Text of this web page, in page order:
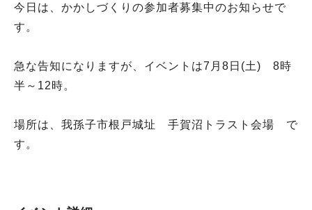
今日は、かかしづくりの参加者募集中のお知らせで
す。
急な告知になりますが、イベントは7月8日(土) 8時
半～12時。
場所は、我孫子市根戸城址 手賀沼トラスト会場 で
す。